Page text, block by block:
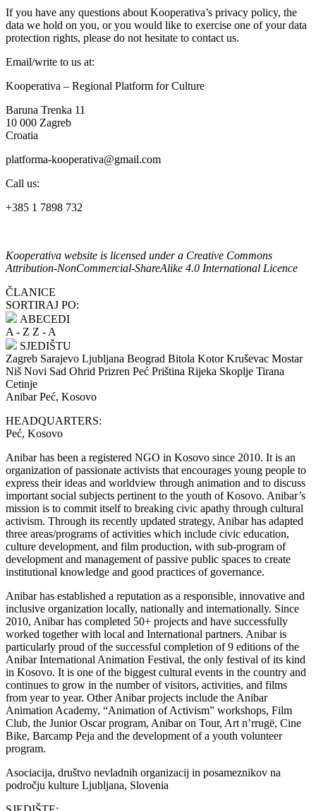
If you have any questions about Kooperativa’s privacy policy, the
data we hold on you, or you would like to exercise one of your data
protection rights, please do not hesitate to contact us.
Email/write to us at:
Kooperativa – Regional Platform for Culture
Baruna Trenka 11
10 000 Zagreb
Croatia
platforma-kooperativa@gmail.com
Call us:
+385 1 7898 732
Kooperativa website is licensed under a Creative Commons
Attribution-NonCommercial-ShareAlike 4.0 International Licence
ČLANICE
SORTIRAJ PO:
ABECEDI
A - Z Z - A
SJEDIŠTU
Zagreb Sarajevo Ljubljana Beograd Bitola Kotor Kruševac Mostar
Niš Novi Sad Ohrid Prizren Peć Priština Rijeka Skoplje Tirana
Cetinje
Anibar Peć, Kosovo
HEADQUARTERS:
Peć, Kosovo
Anibar has been a registered NGO in Kosovo since 2010. It is an
organization of passionate activists that encourages young people to
express their ideas and worldview through animation and to discuss
important social subjects pertinent to the youth of Kosovo. Anibar’s
mission is to commit itself to breaking civic apathy through cultural
activism. Through its recently updated strategy, Anibar has adapted
three areas/programs of activities which include civic education,
culture development, and film production, with sub-program of
development and management of passive public spaces to create
institutional knowledge and good practices of governance.
Anibar has established a reputation as a responsible, innovative and
inclusive organization locally, nationally and internationally. Since
2010, Anibar has completed 50+ projects and have successfully
worked together with local and International partners. Anibar is
particularly proud of the successful completion of 9 editions of the
Anibar International Animation Festival, the only festival of its kind
in Kosovo. It is one of the biggest cultural events in the country and
continues to grow in the number of visitors, activities, and films
from year to year. Other Anibar projects include the Anibar
Animation Academy, “Animation of Activism” workshops, Film
Club, the Junior Oscar program, Anibar on Tour, Art n’rrugë, Cine
Bike, Barcamp Peja and the development of a youth volunteer
program.
Asociacija, društvo nevladnih organizacij in posameznikov na
področju kulture Ljubljana, Slovenia